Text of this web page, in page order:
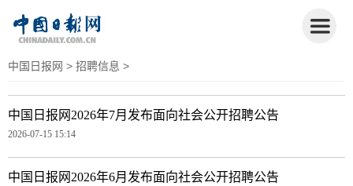
中国日报网 > 招聘信息 >
中国日报网2026年7月发布面向社会公开招聘公告
2026-07-15 15:14
中国日报网2026年6月发布面向社会公开招聘公告